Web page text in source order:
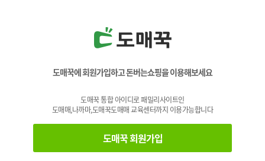
도매꾹에 회원가입하고 돈버는쇼핑을 이용해보세요
도매꾹 통합 아이디로 패밀리사이트인
도매매,나까마,도매꾹도매매 교육센터까지 이용가능합니다
도매꾹 회원가입